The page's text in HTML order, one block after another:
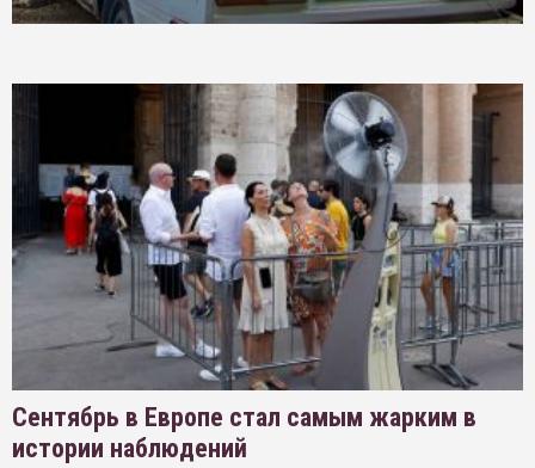
Сентябрь в Европе стал самым жарким в
истории наблюдений